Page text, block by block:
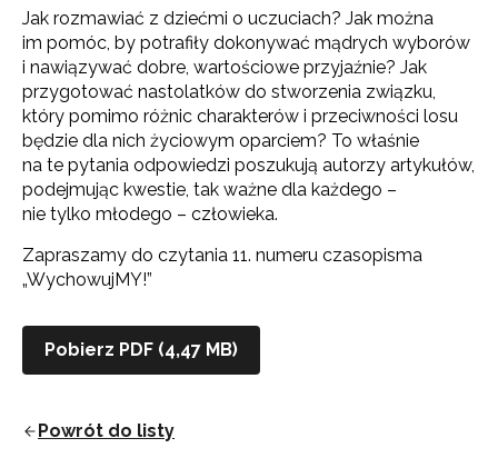
Jak rozmawiać z dziećmi o uczuciach? Jak można
im pomóc, by potrafiły dokonywać mądrych wyborów
i nawiązywać dobre, wartościowe przyjaźnie? Jak
przygotować nastolatków do stworzenia związku,
który pomimo różnic charakterów i przeciwności losu
będzie dla nich życiowym oparciem? To właśnie
na te pytania odpowiedzi poszukują autorzy artykułów,
podejmując kwestie, tak ważne dla każdego –
nie tylko młodego – człowieka.
Zapraszamy do czytania 11. numeru czasopisma
„WychowujMY!”
Pobierz PDF (4,47 MB)
Powrót do listy